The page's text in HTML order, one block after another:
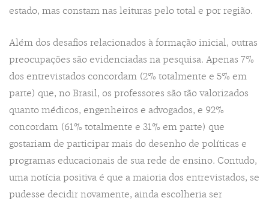
estado, mas constam nas leituras pelo total e por região.
Além dos desafios relacionados à formação inicial, outras
preocupações são evidenciadas na pesquisa. Apenas 7%
dos entrevistados concordam (2% totalmente e 5% em
parte) que, no Brasil, os professores são tão valorizados
quanto médicos, engenheiros e advogados, e 92%
concordam (61% totalmente e 31% em parte) que
gostariam de participar mais do desenho de políticas e
programas educacionais de sua rede de ensino. Contudo,
uma notícia positiva é que a maioria dos entrevistados, se
pudesse decidir novamente, ainda escolheria ser